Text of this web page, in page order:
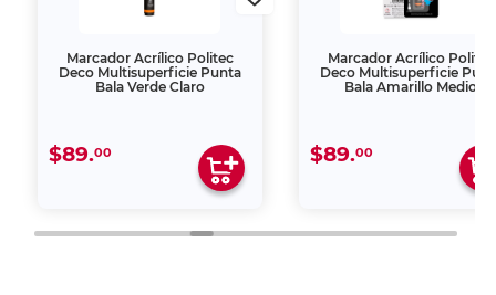
Marcador Acrílico Politec
Deco Multisuperficie Punta
Bala Verde Claro
$89.00
Marcador Acrílico Politec
Deco Multisuperficie
Bala Amarillo Medio
$89.00